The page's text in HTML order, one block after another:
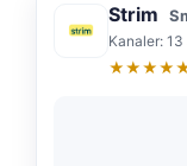
Strim
Kanaler: